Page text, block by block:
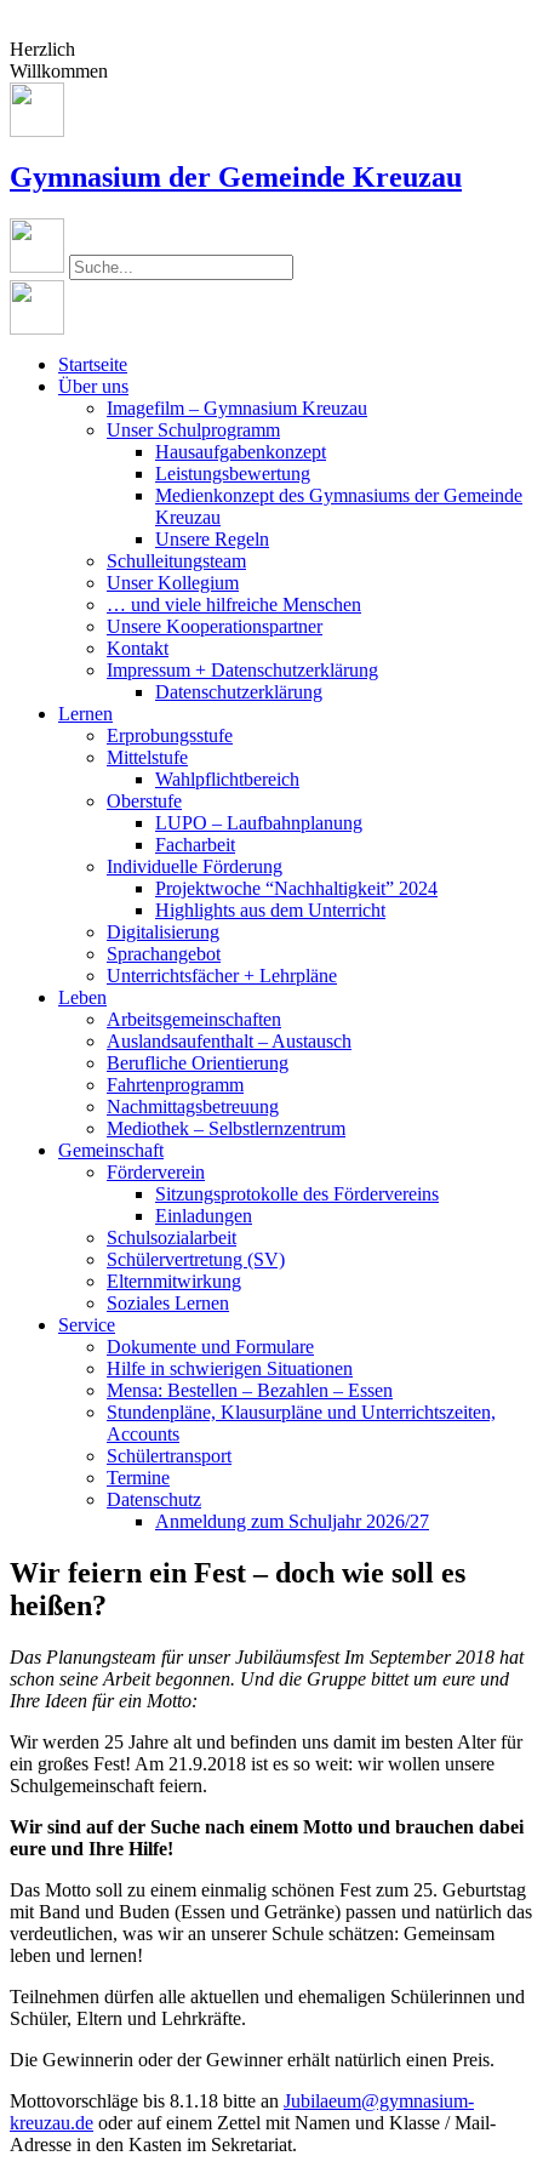
Herzlich
Willkommen
Gymnasium der Gemeinde Kreuzau
Startseite
Über uns
Imagefilm – Gymnasium Kreuzau
Unser Schulprogramm
Hausaufgabenkonzept
Leistungsbewertung
Medienkonzept des Gymnasiums der Gemeinde
Kreuzau
Unsere Regeln
Schulleitungsteam
Unser Kollegium
… und viele hilfreiche Menschen
Unsere Kooperationspartner
Kontakt
Impressum + Datenschutzerklärung
Datenschutzerklärung
Lernen
Erprobungsstufe
Mittelstufe
Wahlpflichtbereich
Oberstufe
LUPO – Laufbahnplanung
Facharbeit
Individuelle Förderung
Projektwoche “Nachhaltigkeit” 2024
Highlights aus dem Unterricht
Digitalisierung
Sprachangebot
Unterrichtsfächer + Lehrpläne
Leben
Arbeitsgemeinschaften
Auslandsaufenthalt – Austausch
Berufliche Orientierung
Fahrtenprogramm
Nachmittagsbetreuung
Mediothek – Selbstlernzentrum
Gemeinschaft
Förderverein
Sitzungsprotokolle des Fördervereins
Einladungen
Schulsozialarbeit
Schülervertretung (SV)
Elternmitwirkung
Soziales Lernen
Service
Dokumente und Formulare
Hilfe in schwierigen Situationen
Mensa: Bestellen – Bezahlen – Essen
Stundenpläne, Klausurpläne und Unterrichtszeiten,
Accounts
Schülertransport
Termine
Datenschutz
Anmeldung zum Schuljahr 2026/27
Wir feiern ein Fest – doch wie soll es
heißen?
Das Planungsteam für unser Jubiläumsfest Im September 2018 hat
schon seine Arbeit begonnen. Und die Gruppe bittet um eure und
Ihre Ideen für ein Motto:
Wir werden 25 Jahre alt und befinden uns damit im besten Alter für
ein großes Fest! Am 21.9.2018 ist es so weit: wir wollen unsere
Schulgemeinschaft feiern.
Wir sind auf der Suche nach einem Motto und brauchen dabei
eure und Ihre Hilfe!
Das Motto soll zu einem einmalig schönen Fest zum 25. Geburtstag
mit Band und Buden (Essen und Getränke) passen und natürlich das
verdeutlichen, was wir an unserer Schule schätzen: Gemeinsam
leben und lernen!
Teilnehmen dürfen alle aktuellen und ehemaligen Schülerinnen und
Schüler, Eltern und Lehrkräfte.
Die Gewinnerin oder der Gewinner erhält natürlich einen Preis.
Mottovorschläge bis 8.1.18 bitte an Jubilaeum@gymnasium-
kreuzau.de oder auf einem Zettel mit Namen und Klasse / Mail-
Adresse in den Kasten im Sekretariat.